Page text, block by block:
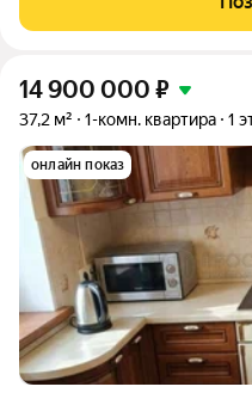
простор, свет и четкая
14 900 000 ₽
37,2 м² 1-комн. квартира 1
онлайн показ